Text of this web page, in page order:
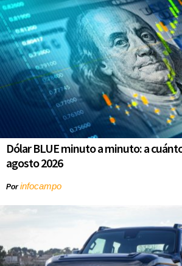
Dólar BLUE minuto a minuto: a
agosto 2026
Porinfocampo